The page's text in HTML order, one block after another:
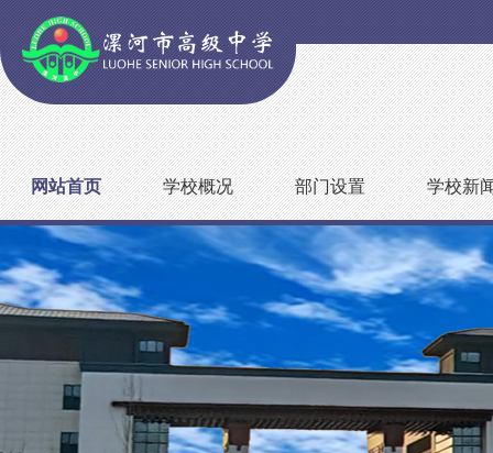
网站首页 学校概况 部门设置 学校新